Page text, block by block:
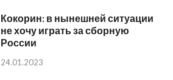
Кокорин: в нынешней ситуации
не хочу играть за сборную
России
24.01.2023